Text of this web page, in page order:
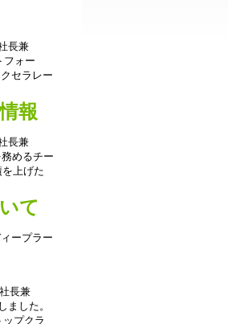
長兼
ォー
セラレー
報
長兼
めるチー
上げた
て
ープラー
長兼
した。
プクラ